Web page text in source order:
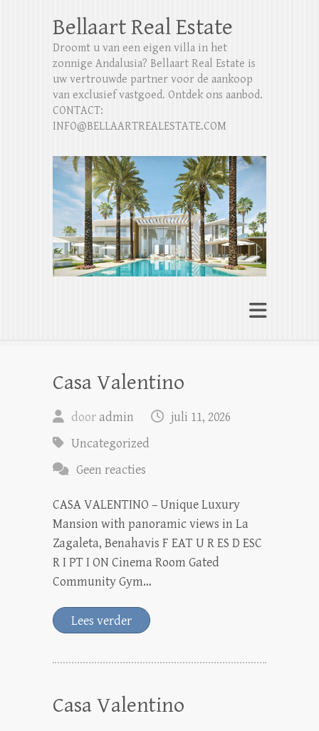
Bellaart Real Estate
Droomt u van een eigen villa in het
zonnige Andalusia? Bellaart Real Estate is
uw vertrouwde partner voor de aankoop
van exclusief vastgoed. Ontdek ons aanbod.
CONTACT:
INFO@BELLAARTREALESTATE.COM
Casa Valentino
door admin
juli 11, 2026
Uncategorized
Geen reacties
CASA VALENTINO – Unique Luxury
Mansion with panoramic views in La
Zagaleta, Benahavis F EAT U R ES D ESC
R I PT I ON Cinema Room Gated
Community Gym…
Lees verder
Casa Valentino